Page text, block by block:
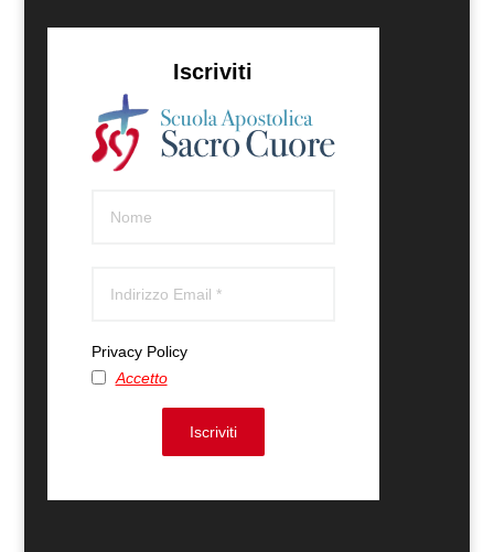
Iscriviti
Privacy Policy
Accetto
Iscriviti